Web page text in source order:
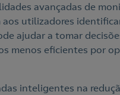
avançadas de
utilizadores
ajudar a tomar
menos eficientes por
inteligentes na